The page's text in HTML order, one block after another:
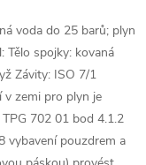
voda do 25 barů; plyn
Tělo spojky: kovaná
Závity: ISO 7/1
zemi pro plyn je
702 01 bod 4.1.2
vybavení pouzdrem a